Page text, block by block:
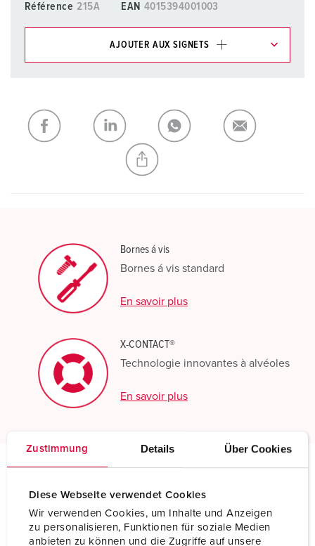
Zustimmung Details Über Cookies
Diese Webseite verwendet Cookies
Wir verwenden Cookies, um Inhalte und Anzeigen
zu personalisieren, Funktionen für soziale Medien
anbieten zu können und die Zugriffe auf unsere
Référence 215A EAN 4015394001003
AJOUTER AUX SIGNETS
Ma liste AJOUTER
CRÉER UNE NOUVELLE LISTE
Bornes á vis
Bornes á vis standard
En savoir plus
X-CONTACT®
Technologie innovantes à alvéoles
En savoir plus
Socle de prise de courant semi-encastré 215A
Ampère